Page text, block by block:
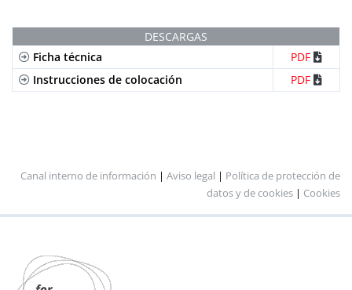
DESCARGAS
Ficha técnica
PDF
Instrucciones de colocación
PDF
Canal interno de información | Aviso legal | Política de protección de
datos y de cookies | Cookies